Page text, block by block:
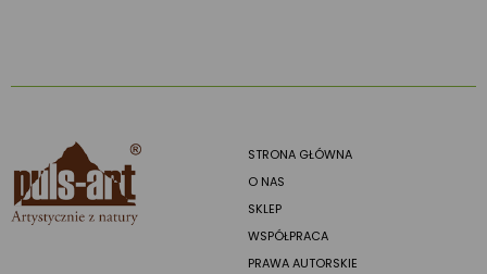
STRONA GŁÓWNA
O NAS
SKLEP
WSPÓŁPRACA
PRAWA AUTORSKIE